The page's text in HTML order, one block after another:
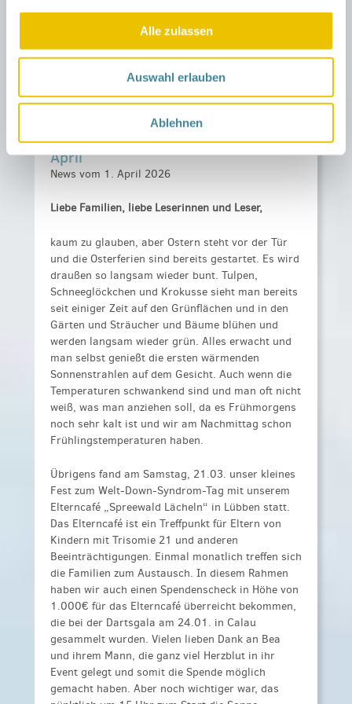
Alle zulassen
Auswahl erlauben
Ablehnen
Quelle: NGK OSL Nord
Dies und Das vom Netzwerk Gesunde
Kinder Dahme-Spreewald im Monat
April
News vom 1. April 2026
Liebe Familien, liebe Leserinnen und Leser,
kaum zu glauben, aber Ostern steht vor der Tür
und die Osterferien sind bereits gestartet. Es wird
draußen so langsam wieder bunt. Tulpen,
Schneeglöckchen und Krokusse sieht man bereits
seit einiger Zeit auf den Grünflächen und in den
Gärten und Sträucher und Bäume blühen und
werden langsam wieder grün. Alles erwacht und
man selbst genießt die ersten wärmenden
Sonnenstrahlen auf dem Gesicht. Auch wenn die
Temperaturen schwankend sind und man oft nicht
weiß, was man anziehen soll, da es Frühmorgens
noch sehr kalt ist und wir am Nachmittag schon
Frühlingstemperaturen haben.
Übrigens fand am Samstag, 21.03. unser kleines
Fest zum Welt-Down-Syndrom-Tag mit unserem
Elterncafé „Spreewald Lächeln“ in Lübben statt.
Das Elterncafé ist ein Treffpunkt für Eltern von
Kindern mit Trisomie 21 und anderen
Beeinträchtigungen. Einmal monatlich treffen sich
die Familien zum Austausch. In diesem Rahmen
haben wir auch einen Spendenscheck in Höhe von
1.000€ für das Elterncafé überreicht bekommen,
die bei der Dartsgala am 24.01. in Calau
gesammelt wurden. Vielen lieben Dank an Bea
und ihrem Mann, die ganz viel Herzblut in ihr
Event gelegt und somit die Spende möglich
gemacht haben. Aber noch wichtiger war, das